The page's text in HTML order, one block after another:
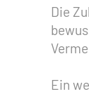
Die
Ein